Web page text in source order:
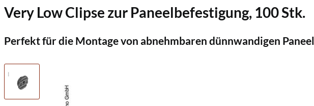
Very Low Clipse zur Paneelbefestigung, 100 Stk.
Perfekt für die Montage von abnehmbaren dünnwandigen